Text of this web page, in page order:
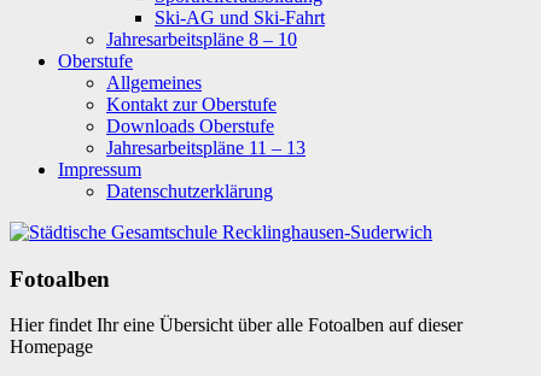
Ski-AG und Ski-Fahrt
Jahresarbeitspläne 8 – 10
Oberstufe
Allgemeines
Kontakt zur Oberstufe
Downloads Oberstufe
Jahresarbeitspläne 11 – 13
Impressum
Datenschutzerklärung
Fotoalben
Hier findet Ihr eine Übersicht über alle Fotoalben auf dieser
Homepage